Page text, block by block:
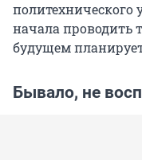
политехнического
начала проводить
будущем
Бывало, не